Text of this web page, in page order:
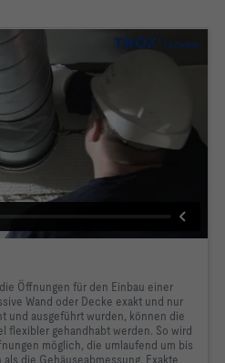
Öffnungen für den Einbau einer
Wand oder Decke exakt und nur
und ausgeführt wurden, können die
flexibler gehandhabt werden. So wird
möglich, die umlaufend um bis
die Gehäuseabmessung. Exakte